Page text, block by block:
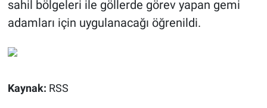
sahil bölgeleri ile göllerde görev yapan gemi
adamları için uygulanacağı öğrenildi.
Kaynak: RSS